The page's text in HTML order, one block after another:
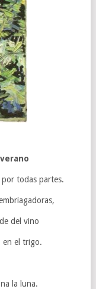
todas partes.
del vino
en el trigo.
la luna.